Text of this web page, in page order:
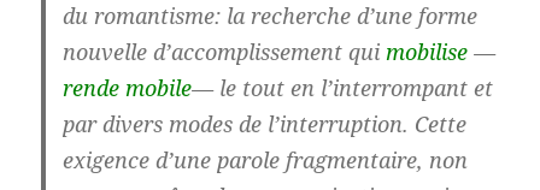
du romantisme: la recherche d’une forme
nouvelle d’accomplissement quimobilise —
rende mobile— le tout en l’interrompant et
par divers modes de l’interruption. Cette
exigence d’une parole fragmentaire, non